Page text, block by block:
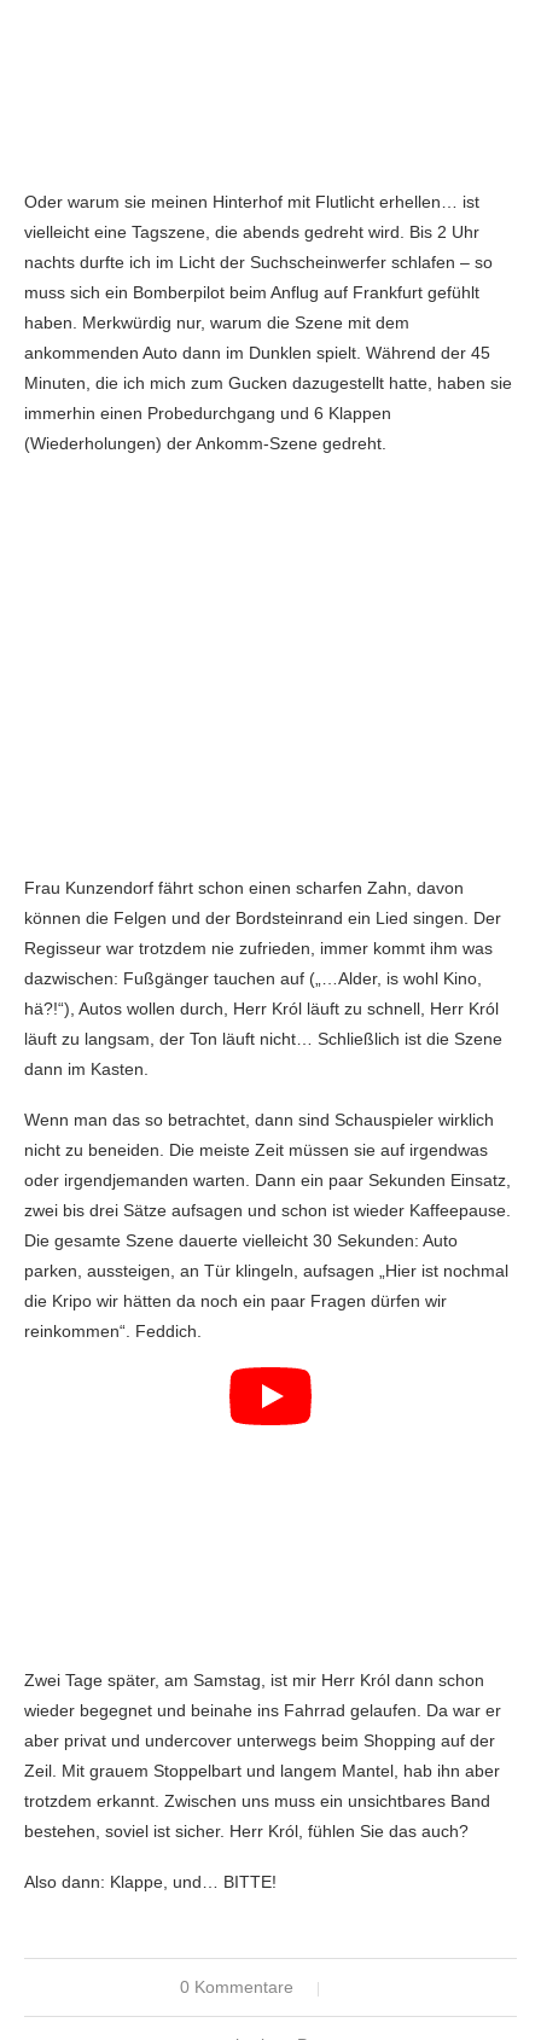
Oder warum sie meinen Hinterhof mit Flutlicht erhellen… ist
vielleicht eine Tagszene, die abends gedreht wird. Bis 2 Uhr
nachts durfte ich im Licht der Suchscheinwerfer schlafen – so
muss sich ein Bomberpilot beim Anflug auf Frankfurt gefühlt
haben. Merkwürdig nur, warum die Szene mit dem
ankommenden Auto dann im Dunklen spielt. Während der 45
Minuten, die ich mich zum Gucken dazugestellt hatte, haben sie
immerhin einen Probedurchgang und 6 Klappen
(Wiederholungen) der Ankomm-Szene gedreht.
Frau Kunzendorf fährt schon einen scharfen Zahn, davon
können die Felgen und der Bordsteinrand ein Lied singen. Der
Regisseur war trotzdem nie zufrieden, immer kommt ihm was
dazwischen: Fußgänger tauchen auf („…Alder, is wohl Kino,
hä?!“), Autos wollen durch, Herr Król läuft zu schnell, Herr Król
läuft zu langsam, der Ton läuft nicht… Schließlich ist die Szene
dann im Kasten.
Wenn man das so betrachtet, dann sind Schauspieler wirklich
nicht zu beneiden. Die meiste Zeit müssen sie auf irgendwas
oder irgendjemanden warten. Dann ein paar Sekunden Einsatz,
zwei bis drei Sätze aufsagen und schon ist wieder Kaffeepause.
Die gesamte Szene dauerte vielleicht 30 Sekunden: Auto
parken, aussteigen, an Tür klingeln, aufsagen „Hier ist nochmal
die Kripo wir hätten da noch ein paar Fragen dürfen wir
reinkommen“. Feddich.
Zwei Tage später, am Samstag, ist mir Herr Król dann schon
wieder begegnet und beinahe ins Fahrrad gelaufen. Da war er
aber privat und undercover unterwegs beim Shopping auf der
Zeil. Mit grauem Stoppelbart und langem Mantel, hab ihn aber
trotzdem erkannt. Zwischen uns muss ein unsichtbares Band
bestehen, soviel ist sicher. Herr Król, fühlen Sie das auch?
Also dann: Klappe, und… BITTE!
0 Kommentare